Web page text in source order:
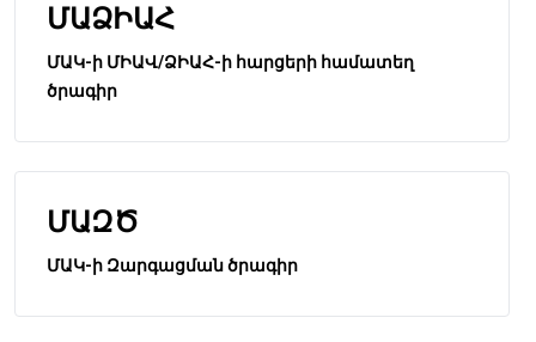
ՄԱՁԻԱՀ
ՄԱԿ-ի ՄԻԱՎ/ՁԻԱՀ-ի հարցերի համատեղ
ծրագիր
ՄԱԶԾ
ՄԱԿ-ի Զարգացման ծրագիր